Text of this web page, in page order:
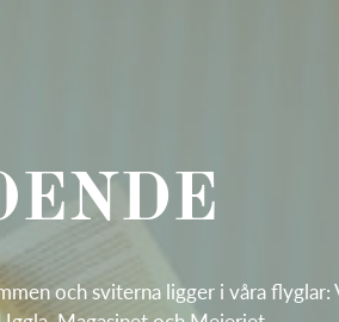
och sviterna ligger i våra